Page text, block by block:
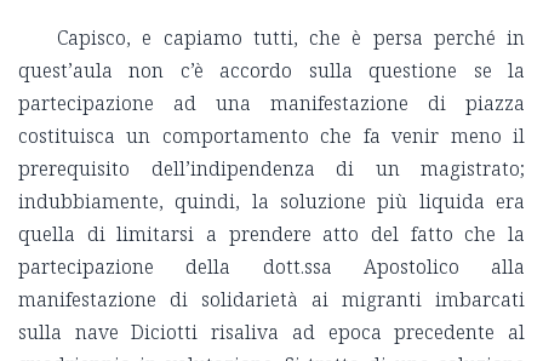
Capisco, e capiamo tutti, che è persa perché in
quest’aula non c’è accordo sulla questione se la
partecipazione ad una manifestazione di piazza
costituisca un comportamento che fa venir meno il
prerequisito dell’indipendenza di un magistrato;
indubbiamente, quindi, la soluzione più liquida era
quella di limitarsi a prendere atto del fatto che la
partecipazione della dott.ssa Apostolico alla
manifestazione di solidarietà ai migranti imbarcati
sulla nave Diciotti risaliva ad epoca precedente al